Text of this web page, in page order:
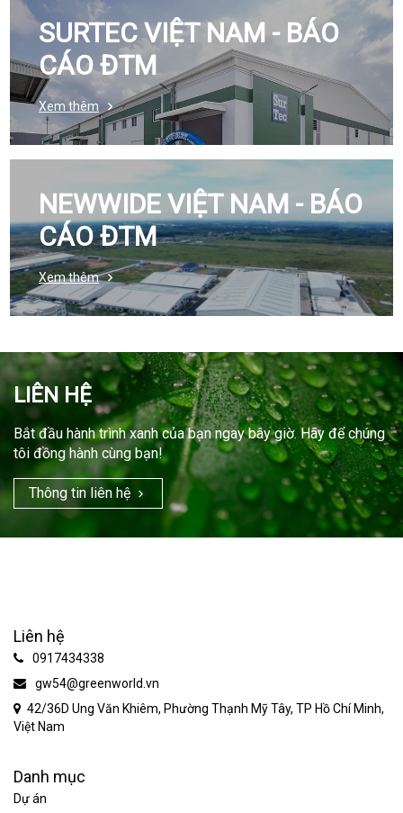
SURTEC VIỆT NAM - BÁO
CÁO ĐTM
Xem thêm
NEWWIDE VIỆT NAM - BÁO
CÁO ĐTM
Xem thêm
LIÊN HỆ
Bắt đầu hành trình xanh của bạn ngay bây giờ. Hãy để chúng
tôi đồng hành cùng bạn!
Thông tin liên hệ
Liên hệ
0917434338
gw54@greenworld.vn
42/36D Ung Văn Khiêm, Phường Thạnh Mỹ Tây, TP Hồ Chí Minh,
Việt Nam
Danh mục
Dự án